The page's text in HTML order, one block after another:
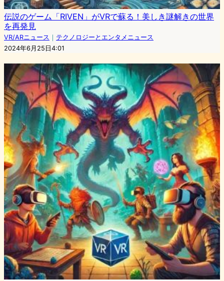
伝説のゲーム「RIVEN」がVRで蘇る！美しき謎解きの世界
を再発見
VR/ARニュース ｜ テクノロジーとエンタメニュース
2024年6月25日4:01